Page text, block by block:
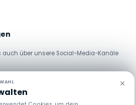
auch über unsere Social-Media-Kanäle